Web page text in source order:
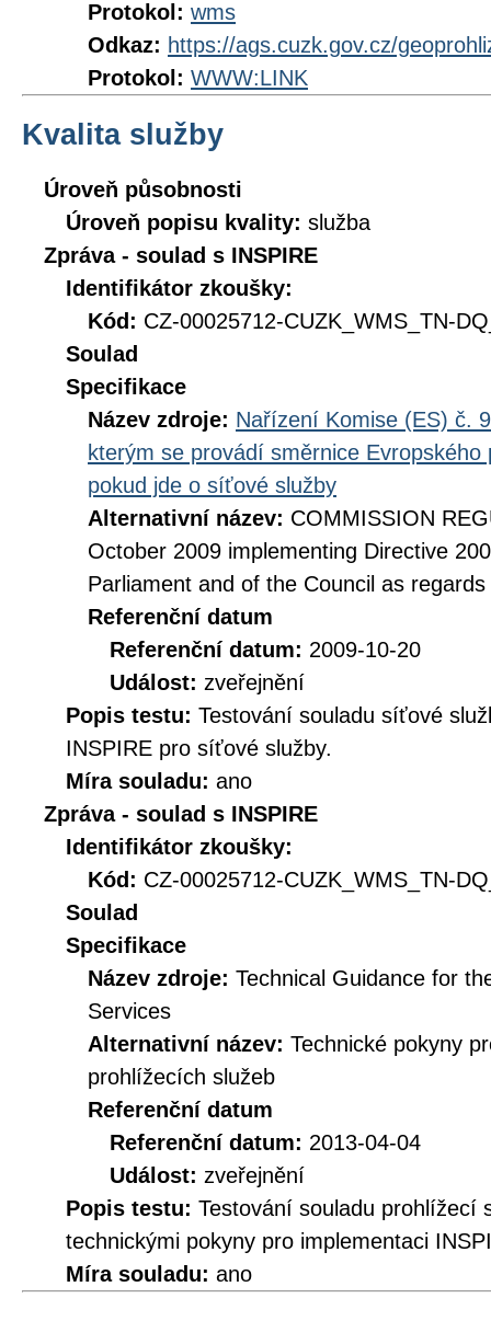
Protokol: wms
Odkaz: https://ags.cuzk.gov.cz/
Protokol: WWW:LINK
Kvalita služby
Úroveň působnosti
Úroveň popisu kvality: služba
Zpráva - soulad s INSPIRE
Identifikátor zkoušky:
Kód: CZ-00025712-CUZK_WMS_TN-
Soulad
Specifikace
Název zdroje: Nařízení Komise (ES) č.
kterým se provádí směrnice
pokud jde o síťové služby
Alternativní název: COMMISSION
October 2009 implementing Directive
Parliament and of the Council as
Referenční datum
Referenční datum: 2009-10-20
Událost: zveřejnění
Popis testu: Testování souladu síťové
INSPIRE pro síťové služby.
Míra souladu: ano
Zpráva - soulad s INSPIRE
Identifikátor zkoušky:
Kód: CZ-00025712-CUZK_WMS_TN-
Soulad
Specifikace
Název zdroje: Technical Guidance for
Services
Alternativní název: Technické pokyny
prohlížecích služeb
Referenční datum
Referenční datum: 2013-04-04
Událost: zveřejnění
Popis testu: Testování souladu prohlížecí
technickými pokyny pro implementaci
Míra souladu: ano